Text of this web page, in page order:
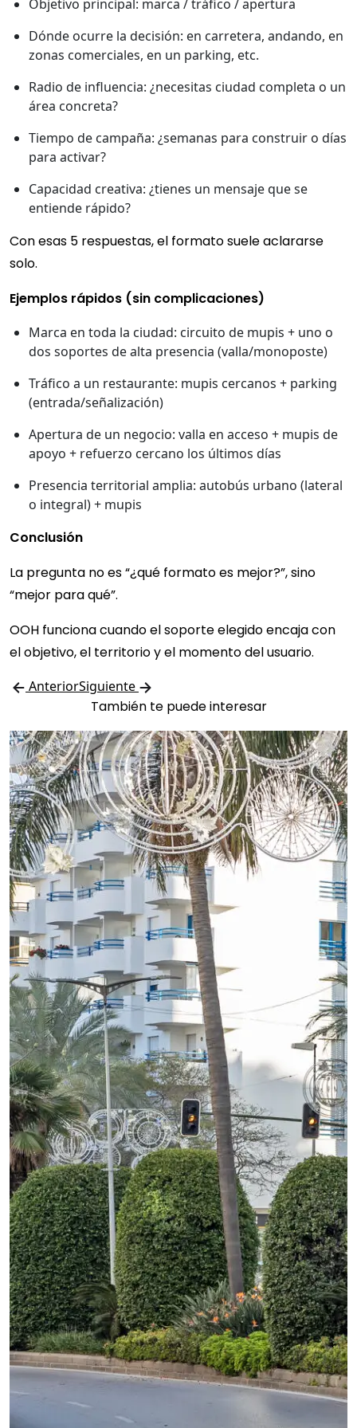
Objetivo principal: marca / tráfico / apertura
Dónde ocurre la decisión: en carretera, andando, en
zonas comerciales, en un parking, etc.
Radio de influencia: ¿necesitas ciudad completa o un
área concreta?
Tiempo de campaña: ¿semanas para construir o días
para activar?
Capacidad creativa: ¿tienes un mensaje que se
entiende rápido?
Con esas 5 respuestas, el formato suele aclararse
solo.
Ejemplos rápidos (sin complicaciones)
Marca en toda la ciudad: circuito de mupis + uno o
dos soportes de alta presencia (valla/monoposte)
Tráfico a un restaurante: mupis cercanos + parking
(entrada/señalización)
Apertura de un negocio: valla en acceso + mupis de
apoyo + refuerzo cercano los últimos días
Presencia territorial amplia: autobús urbano (lateral
o integral) + mupis
Conclusión
La pregunta no es “¿qué formato es mejor?”, sino
“mejor para qué”.
OOH funciona cuando el soporte elegido encaja con
el objetivo, el territorio y el momento del usuario.
AnteriorSiguiente
También te puede interesar